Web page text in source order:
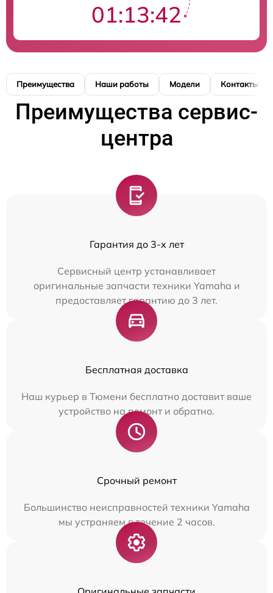
01:13:42
Преимущества Наши работы Модели Контакты
Преимущества сервис-
центра
Гарантия до 3-х лет
Сервисный центр устанавливает
оригинальные запчасти техники Yamaha и
предоставляет гарантию до 3 лет.
Бесплатная доставка
Наш курьер в Тюмени бесплатно доставит ваше
устройство на ремонт и обратно.
Срочный ремонт
Большинство неисправностей техники Yamaha
мы устраняем в течение 2 часов.